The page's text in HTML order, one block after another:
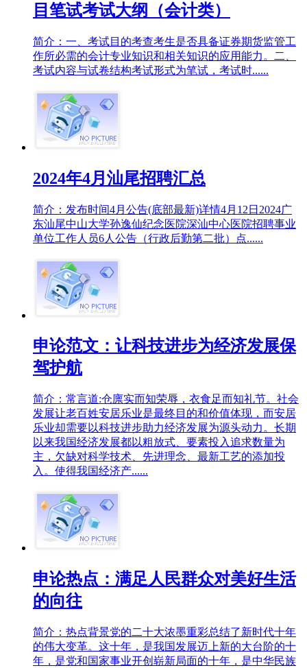
目笔试考试大纲（会计类）
简介：一、考试目的考查考生是否具备证券期货监管工
作所必需的会计专业知识和相关知识的应用能力。二、
考试内容与试卷结构考试形式为笔试，考试时......
2024年4月汕尾招聘汇总
简介：发布时间4月公告(底部最新)详情4月12日2024广
东汕尾中山大学孙逸仙纪念医院深汕中心医院招聘事业
单位工作人员6人公告（行政后勤第二批）点......
申论范文：让科技进步为经济发展保
驾护航
简介：常言道:仓廪实而知荣辱，衣食足而知礼节。社会
发展让老百姓安居乐业是最终目的和价值体现，而安居
乐业却需要以科技进步助力经济发展为源头动力。长期
以来我国经济发展都以粗放式、要素投入追求数量为
主，欠缺对科学技术、先进理念、最新工艺的添加投
入。使得我国经济产......
申论热点：满足人民群众对美好生活
的向往
简介：热点背景党的二十大浓墨重彩总结了新时代十年
的伟大变革。这十年，是我国发展迈上新的大台阶的十
年，是党和国家事业开创崭新局面的十年，是中华民族